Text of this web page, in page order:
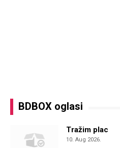
BDBOX oglasi
Tražim plac
10. Aug 2026.